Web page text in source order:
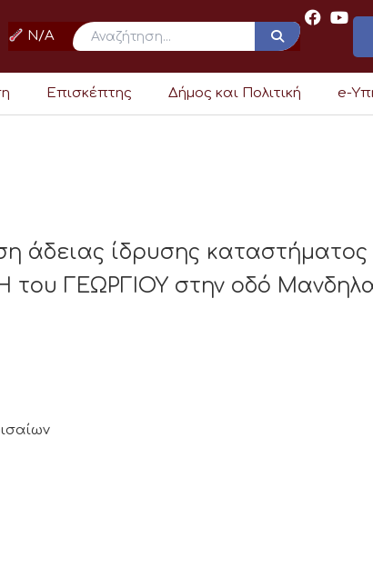
N/A
Επισκέπτης Δήμος και Πολιτική e-
άδειας ίδρυσης καταστήματος
ΓΕΩΡΓΙΟΥ στην οδό